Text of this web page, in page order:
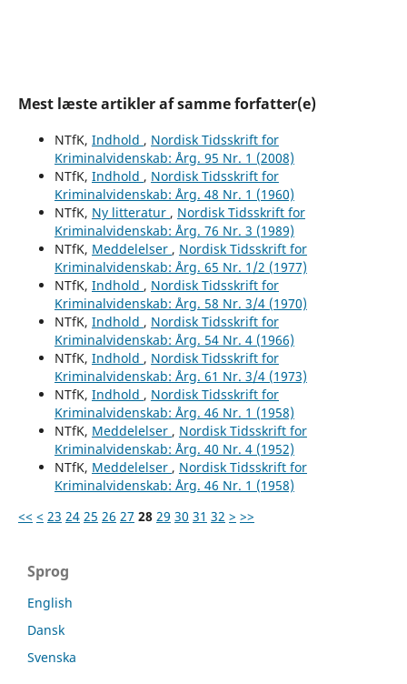
Mest læste artikler af samme forfatter(e)
NTfK, Indhold , Nordisk Tidsskrift for
Kriminalvidenskab: Årg. 95 Nr. 1 (2008)
NTfK, Indhold , Nordisk Tidsskrift for
Kriminalvidenskab: Årg. 48 Nr. 1 (1960)
NTfK, Ny litteratur , Nordisk Tidsskrift for
Kriminalvidenskab: Årg. 76 Nr. 3 (1989)
NTfK, Meddelelser , Nordisk Tidsskrift for
Kriminalvidenskab: Årg. 65 Nr. 1/2 (1977)
NTfK, Indhold , Nordisk Tidsskrift for
Kriminalvidenskab: Årg. 58 Nr. 3/4 (1970)
NTfK, Indhold , Nordisk Tidsskrift for
Kriminalvidenskab: Årg. 54 Nr. 4 (1966)
NTfK, Indhold , Nordisk Tidsskrift for
Kriminalvidenskab: Årg. 61 Nr. 3/4 (1973)
NTfK, Indhold , Nordisk Tidsskrift for
Kriminalvidenskab: Årg. 46 Nr. 1 (1958)
NTfK, Meddelelser , Nordisk Tidsskrift for
Kriminalvidenskab: Årg. 40 Nr. 4 (1952)
NTfK, Meddelelser , Nordisk Tidsskrift for
Kriminalvidenskab: Årg. 46 Nr. 1 (1958)
<< < 23 24 25 26 27 28 29 30 31 32 > >>
Sprog
English
Dansk
Svenska